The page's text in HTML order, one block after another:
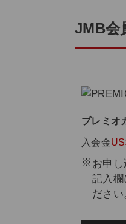
JMB会
プレミオ
入会金
お申
記入欄
ださい